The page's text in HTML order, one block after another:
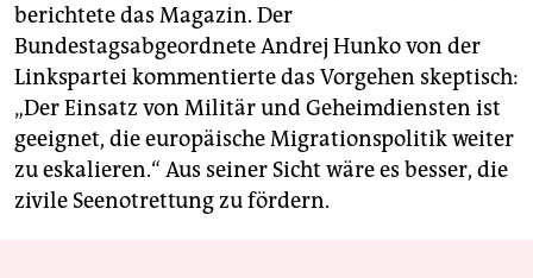
berichtete das Magazin. Der
Bundestagsabgeordnete Andrej Hunko von der
Linkspartei kommentierte das Vorgehen skeptisch:
„Der Einsatz von Militär und Geheimdiensten ist
geeignet, die europäische Migrationspolitik weiter
zu eskalieren.“ Aus seiner Sicht wäre es besser, die
zivile Seenotrettung zu fördern.